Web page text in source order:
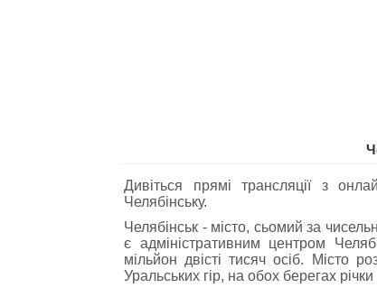
Дивіться прямі трансляції з
Челябінську.
Челябінськ - місто, сьомий за
є адміністративним центром
мільйон двісті тисяч осіб. Місто
Уральських гір, на обох берегах річки